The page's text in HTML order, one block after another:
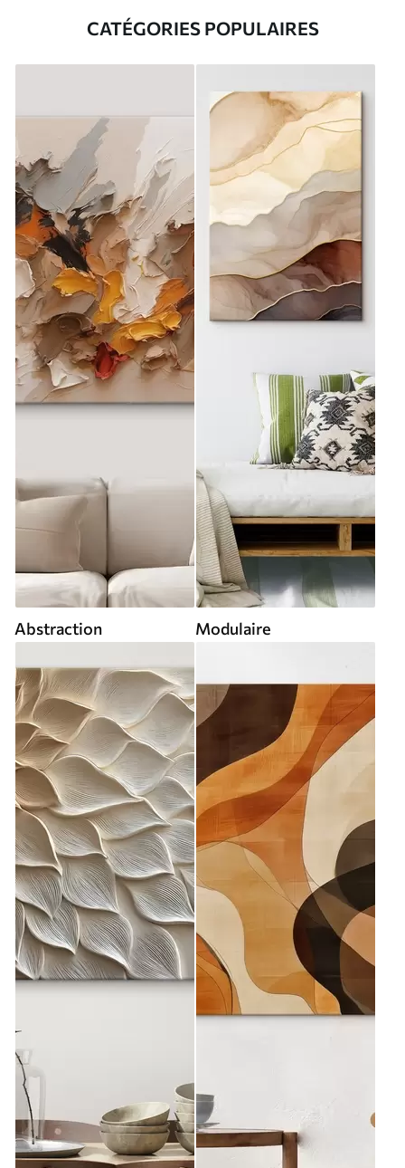
CATÉGORIES POPULAIRES
Abstraction Modulaire